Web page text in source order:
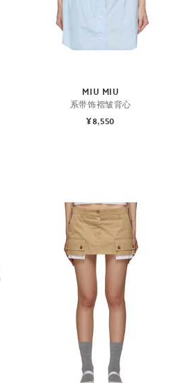
MIU MIU
系带饰褶皱背心
¥8,550